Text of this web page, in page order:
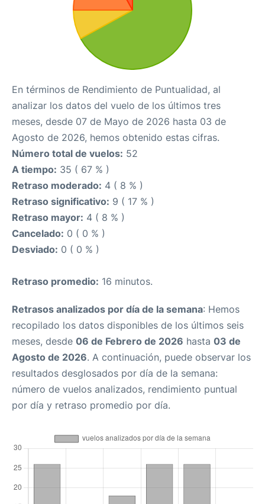
En términos de Rendimiento de Puntualidad, al
analizar los datos del vuelo de los últimos tres
meses, desde 07 de Mayo de 2026 hasta 03 de
Agosto de 2026, hemos obtenido estas cifras.
Número total de vuelos: 52
A tiempo: 35 ( 67 % )
Retraso moderado: 4 ( 8 % )
Retraso significativo: 9 ( 17 % )
Retraso mayor: 4 ( 8 % )
Cancelado: 0 ( 0 % )
Desviado: 0 ( 0 % )
Retraso promedio: 16 minutos.
Retrasos analizados por día de la semana: Hemos
recopilado los datos disponibles de los últimos seis
meses, desde 06 de Febrero de 2026 hasta 03 de
Agosto de 2026. A continuación, puede observar los
resultados desglosados por día de la semana:
número de vuelos analizados, rendimiento puntual
por día y retraso promedio por día.